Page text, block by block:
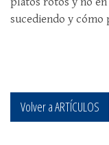
sucediendo y
Volver a ARTÍCULOS